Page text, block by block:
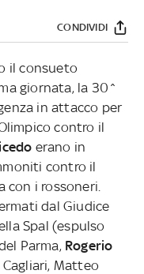
CONDIVIDI
il consueto
giornata, la 30^
in attacco per
contro il
erano in
contro il
con i rossoneri.
dal Giudice
Spal (espulso
Parma, Rogerio
Cagliari, Matteo